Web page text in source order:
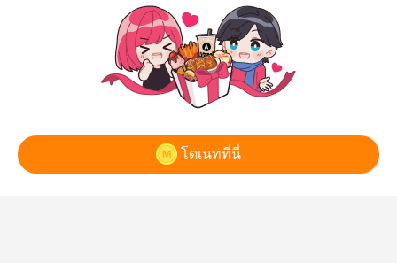
โดเนทที่นี่